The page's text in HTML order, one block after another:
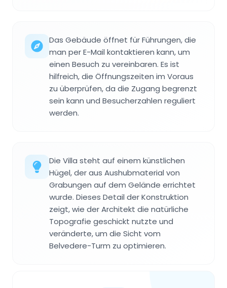
Das Gebäude öffnet für Führungen, die
man per E-Mail kontaktieren kann, um
einen Besuch zu vereinbaren. Es ist
hilfreich, die Öffnungszeiten im Voraus
zu überprüfen, da die Zugang begrenzt
sein kann und Besucherzahlen reguliert
werden.
Die Villa steht auf einem künstlichen
Hügel, der aus Aushubmaterial von
Grabungen auf dem Gelände errichtet
wurde. Dieses Detail der Konstruktion
zeigt, wie der Architekt die natürliche
Topografie geschickt nutzte und
veränderte, um die Sicht vom
Belvedere-Turm zu optimieren.